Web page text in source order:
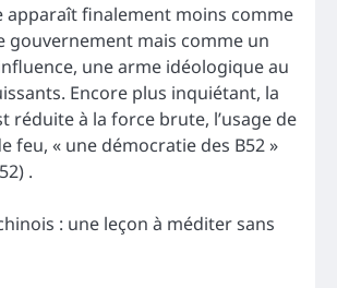
apparaît finalement moins comme
gouvernement mais comme un
une arme idéologique au
Encore plus inquiétant, la
réduite à la force brute, l’usage de
feu, « une démocratie des B52 »
.
: une leçon à méditer sans